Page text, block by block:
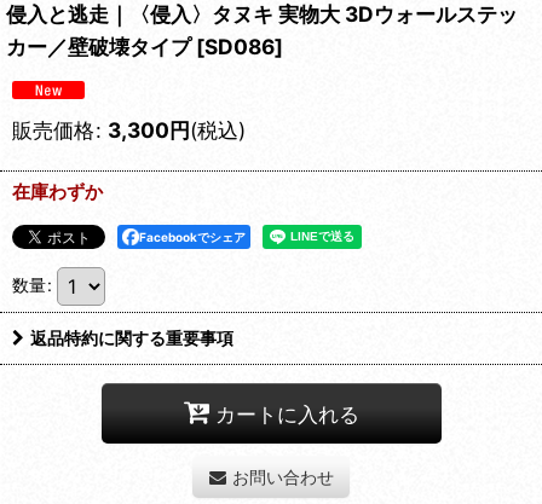
侵入と逃走｜〈侵入〉タヌキ 実物大 3Dウォールステッ
カー／壁破壊タイプ [SD086]
販売価格: 3,300円(税込)
在庫わずか
Facebookでシェア
数量:
返品特約に関する重要事項
カートに入れる
お問い合わせ